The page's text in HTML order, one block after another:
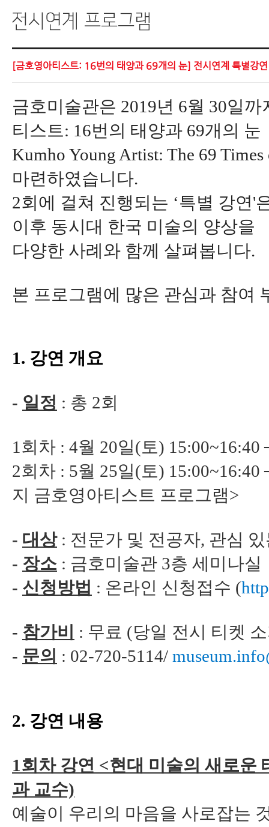
[금호영아티스트: 16번의 태양과 69개의 눈] 전시연계 특별강연
금호미술관은 2019년 6월 30일
티스트: 16번의 태양과 69개의 눈
Kumho Young Artist: The 69
마련하였습니다.
2회에 걸쳐 진행되는 ‘특별 강연'
이후 동시대 한국 미술의 양상을
다양한 사례와 함께 살펴봅니다.
본 프로그램에 많은 관심과 참여
1. 강연 개요
- 일정 : 총 2회
1회차 : 4월 20일(토)
2회차 : 5월 25일(토)
지 금호영아티스트 프로그램>
- 대상 : 전문가 및 전공자, 관심
- 장소 : 금호미술관 3층 세미나실
- 신청방법 : 온라인 신청접수 (
- 참가비
: 무료 (당일 전시 티켓
- 문의 : 02-720-5114/
2. 강연 내용
1회차 강연 <현대 미술의 새로운
과 교수)
예술이 우리의 마음을 사로잡는